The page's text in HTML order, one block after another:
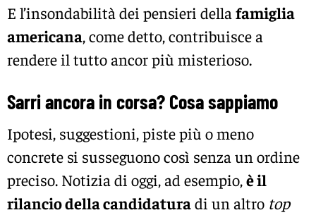
E l’insondabilità dei pensieri della famiglia
americana, come detto, contribuisce a
rendere il tutto ancor più misterioso.
Sarri ancora in corsa? Cosa sappiamo
Ipotesi, suggestioni, piste più o meno
concrete si susseguono così senza un ordine
preciso. Notizia di oggi, ad esempio,è il
rilancio della candidaturadi un altro top